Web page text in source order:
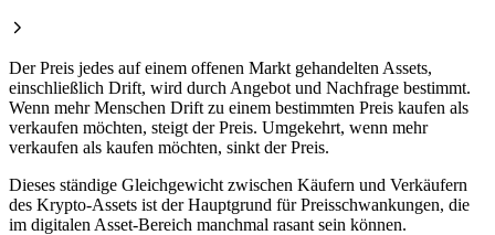
Der Preis jedes auf einem offenen Markt gehandelten Assets,
einschließlich Drift, wird durch Angebot und Nachfrage bestimmt.
Wenn mehr Menschen Drift zu einem bestimmten Preis kaufen als
verkaufen möchten, steigt der Preis. Umgekehrt, wenn mehr
verkaufen als kaufen möchten, sinkt der Preis.
Dieses ständige Gleichgewicht zwischen Käufern und Verkäufern
des Krypto-Assets ist der Hauptgrund für Preisschwankungen, die
im digitalen Asset-Bereich manchmal rasant sein können.